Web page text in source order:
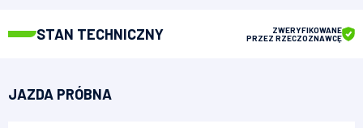
STAN TECHNICZNY
ZWERYFIKOWANE
PRZEZ RZECZOZNAWCĘ
JAZDA PRÓBNA